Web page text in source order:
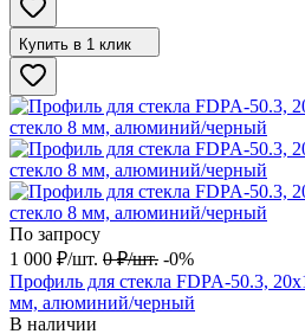
Купить в 1 клик
По запросу
1 000 ₽/шт. 0 ₽/шт. -0%
Профиль для стекла FDPA-50.3,
мм, алюминий/черный
В наличии